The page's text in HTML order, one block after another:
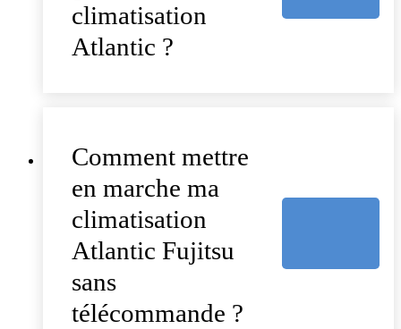
climatisation
Atlantic ?
Comment mettre
en marche ma
climatisation
Atlantic Fujitsu
sans
télécommande ?